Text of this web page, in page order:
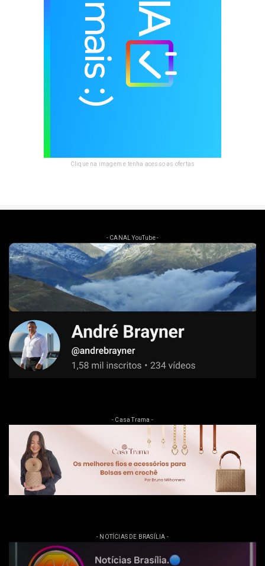
Clique na imagem e tenha acesso as ofertas
- CANAL YouTube -
- Casa Trama -
- NOTÍCIAS DE BRASÍLIA -